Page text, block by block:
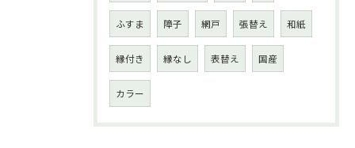
ふすま 障子 網戸 張替え 和紙
縁付き 縁なし 表替え 国産
カラー